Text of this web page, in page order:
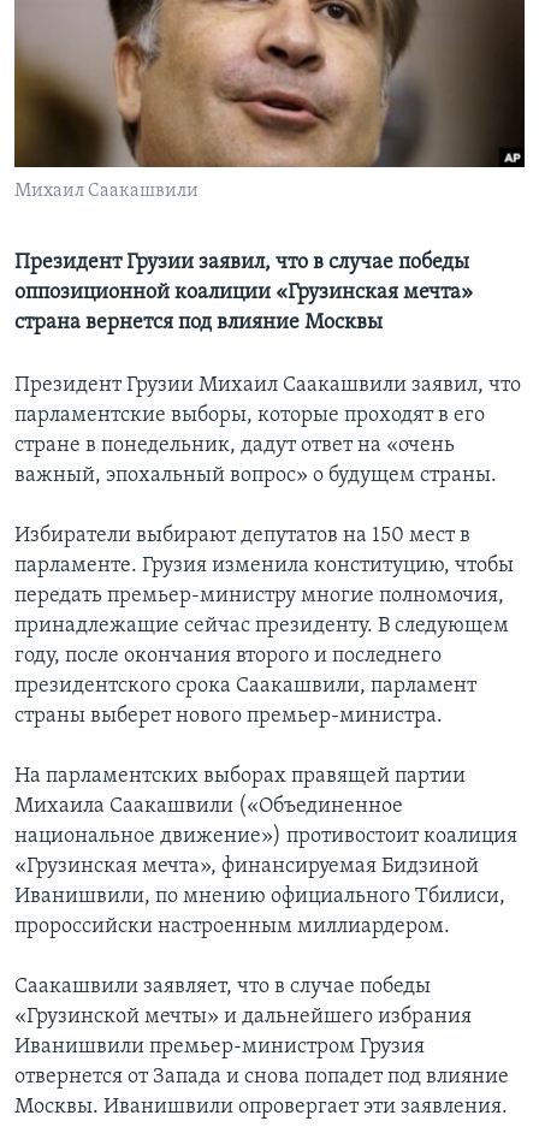
Learning English
СОЦИАЛЬНЫЕ СЕТИ
Михаил Саакашвили
Президент Грузии заявил, что в случае победы
оппозиционной коалиции «Грузинская мечта»
страна вернется под влияние Москвы
Президент Грузии Михаил Саакашвили заявил, что
парламентские выборы, которые проходят в его
стране в понедельник, дадут ответ на «очень
важный, эпохальный вопрос» о будущем страны.
Избиратели выбирают депутатов на 150 мест в
парламенте. Грузия изменила конституцию, чтобы
передать премьер-министру многие полномочия,
принадлежащие сейчас президенту. В следующем
году, после окончания второго и последнего
президентского срока Саакашвили, парламент
страны выберет нового премьер-министра.
На парламентских выборах правящей партии
Михаила Саакашвили («Объединенное
национальное движение») противостоит коалиция
«Грузинская мечта», финансируемая Бидзиной
Иванишвили, по мнению официального Тбилиси,
пророссийски настроенным миллиардером.
Саакашвили заявляет, что в случае победы
«Грузинской мечты» и дальнейшего избрания
Иванишвили премьер-министром Грузия
отвернется от Запада и снова попадет под влияние
Москвы. Иванишвили опровергает эти заявления.